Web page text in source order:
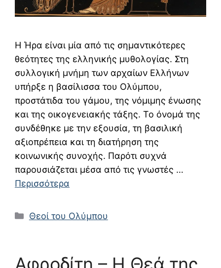
Η Ήρα είναι μία από τις σημαντικότερες
θεότητες της ελληνικής μυθολογίας. Στη
συλλογική μνήμη των αρχαίων Ελλήνων
υπήρξε η βασίλισσα του Ολύμπου,
προστάτιδα του γάμου, της νόμιμης ένωσης
και της οικογενειακής τάξης. Το όνομά της
συνδέθηκε με την εξουσία, τη βασιλική
αξιοπρέπεια και τη διατήρηση της
κοινωνικής συνοχής. Παρότι συχνά
παρουσιάζεται μέσα από τις γνωστές …
Περισσότερα
Κατηγορίες
Θεοί του Ολύμπου